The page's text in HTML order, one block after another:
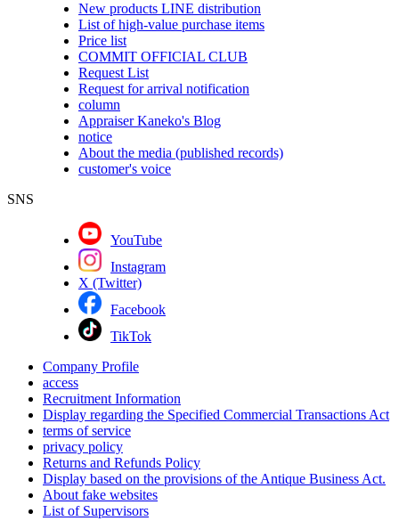
New products LINE distribution
List of high-value purchase items
Price list
COMMIT OFFICIAL CLUB
Request List
Request for arrival notification
column
Appraiser Kaneko's Blog
notice
About the media (published records)
customer's voice
SNS
YouTube
Instagram
X (Twitter)
Facebook
TikTok
Company Profile
access
Recruitment Information
Display regarding the Specified Commercial Transactions Act
terms of service
privacy policy
Returns and Refunds Policy
Display based on the provisions of the Antique Business Act.
About fake websites
List of Supervisors